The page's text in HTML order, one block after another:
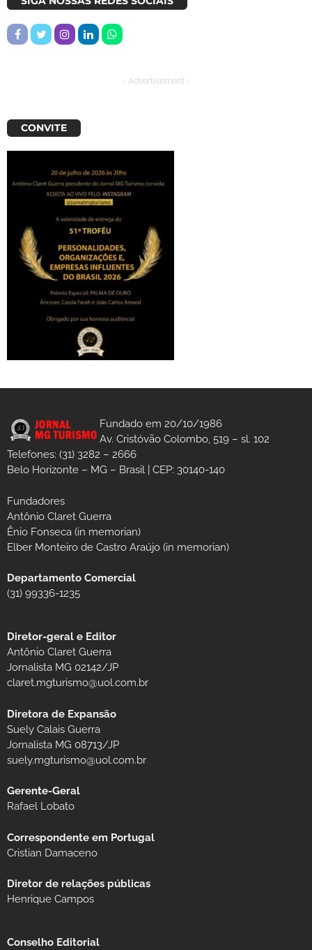
- Advertisement -
CONVITE
Fundado em 20/10/1986
Av. Cristóvão Colombo, 519 – sl. 102
Telefones: (31) 3282 – 2666
Belo Horizonte – MG – Brasil | CEP: 30140-140
Fundadores
Antônio Claret Guerra
Ênio Fonseca (in memorian)
Elber Monteiro de Castro Araújo (in memorian)
Departamento Comercial
(31) 99336-1235
Diretor-geral e Editor
Antônio Claret Guerra
Jornalista MG 02142/JP
claret.mgturismo@uol.com.br
Diretora de Expansão
Suely Calais Guerra
Jornalista MG 08713/JP
suely.mgturismo@uol.com.br
Gerente-Geral
Rafael Lobato
Correspondente em Portugal
Cristian Damaceno
Diretor de relações públicas
Henrique Campos
Conselho Editorial